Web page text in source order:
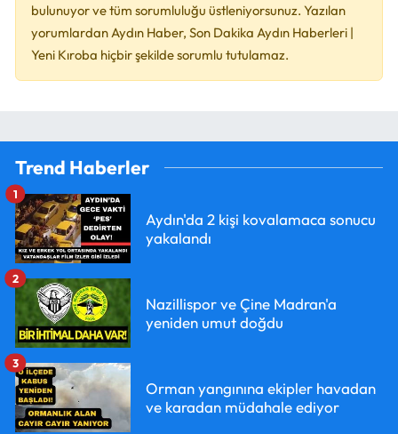
bulunuyor ve tüm sorumluluğu üstleniyorsunuz. Yazılan
yorumlardan Aydın Haber, Son Dakika Aydın Haberleri |
Yeni Kıroba hiçbir şekilde sorumlu tutulamaz.
Trend Haberler
Aydın'da 2 kişi kovalamaca sonucu
yakalandı
1
Nazillispor ve Çine Madran'a
yeniden umut doğdu
2
Orman yangınına ekipler havadan
ve karadan müdahale ediyor
3